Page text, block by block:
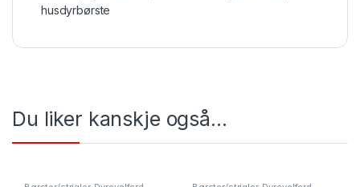
husdyrbørste
Du liker kanskje også…